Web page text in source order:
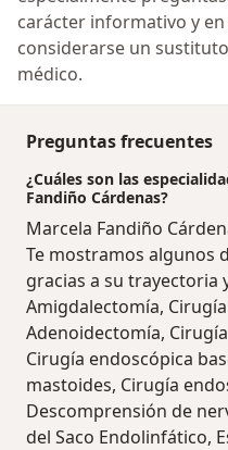
carácter informativo y
considerarse un
médico.
Preguntas frecuentes
¿Cuáles son las
Fandiño Cárdenas?
Marcela Fandiño
Te mostramos algunos
gracias a su trayectoria
Amigdalectomía,
Adenoidectomía,
Cirugía endoscópica
mastoides, Cirugía
Descomprensión de
del Saco Endolinfático,